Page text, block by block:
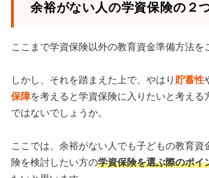
余裕がない人の学資保険の２
ここまで学資保険以外の教育資金準備方法を
しかし、それを踏まえた上で、やはり 貯蓄性
保障を考えると学資保険に入りたいと考える
ではないでしょうか。
ここでは、余裕がない人でも子どもの教育資
険を検討したい方の学資保険を選ぶ際のポイ